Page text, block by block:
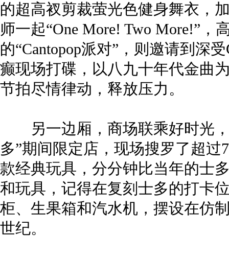
的超高衩剪裁萤光色健身舞衣，
师一起“One More! Two More!”
的“Cantopop派对”，则邀请到深
癫现场打碟，以八九十年代金曲
节拍尽情律动，释放压力。
另一边厢，商场联乘好时光，
多”期间限定店，现场搜罗了超
款经典玩具，分分钟比当年的士
和玩具，记得在复刻士多的打卡
柜、生果箱和汽水机，摆设在仿
世纪。